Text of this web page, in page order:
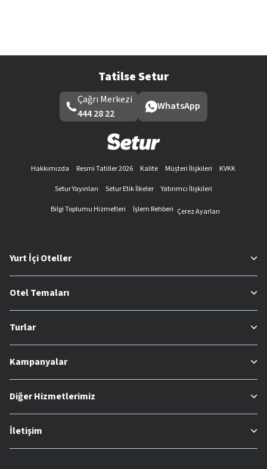
Tatilse Setur
Çağrı Merkezi
444 28 22
WhatsApp
Hakkımızda Resmi Tatiller 2026 Kalite Müşteri İlişkileri
KVKK
Setur Yayınları
Setur Etik İlkeler
Yatırımcı İlişkileri
Bilgi Toplumu Hizmetleri
İşlem Rehberi Çerez Ayarları
Yurt İçi Oteller
Otel Temaları
Turlar
Kampanyalar
Diğer Hizmetlerimiz
İletişim